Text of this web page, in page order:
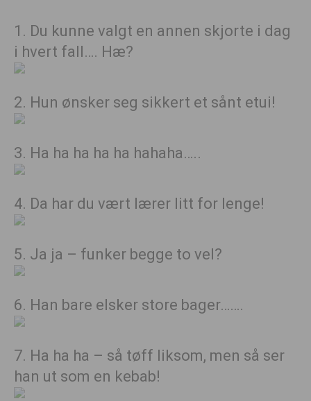
1. Du kunne valgt en annen skjorte i dag
i hvert fall…. Hæ?
2. Hun ønsker seg sikkert et sånt etui!
3. Ha ha ha ha ha hahaha…..
4. Da har du vært lærer litt for lenge!
5. Ja ja – funker begge to vel?
6. Han bare elsker store bager…….
7. Ha ha ha – så tøff liksom, men så ser
han ut som en kebab!